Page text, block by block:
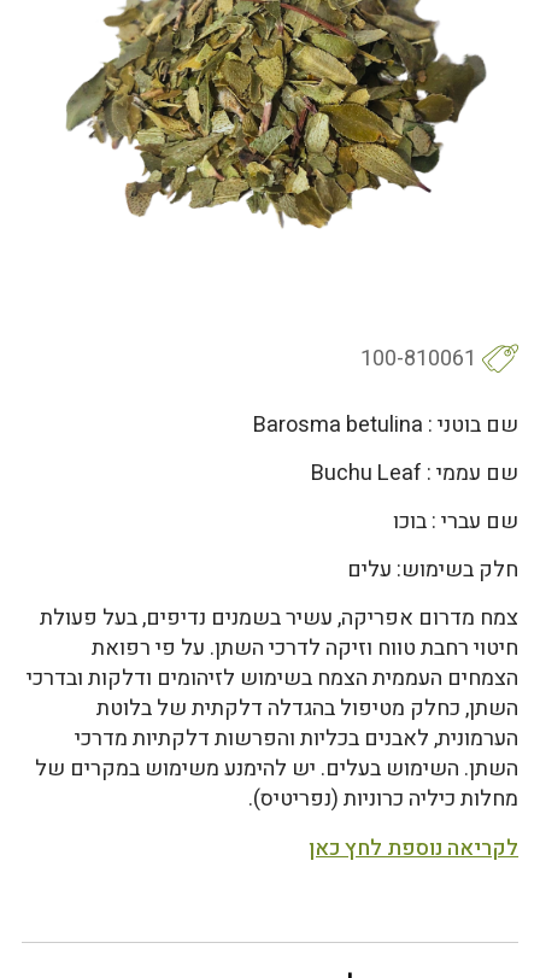
100-810061
שם בוטני : Barosma betulina
שם עממי : Buchu Leaf
שם עברי : בוכו
חלק בשימוש: עלים
צמח מדרום אפריקה, עשיר בשמנים נדיפים, בעל פעולת
חיטוי רחבת טווח וזיקה לדרכי השתן. על פי רפואת
הצמחים העממית הצמח בשימוש לזיהומים ודלקות ובדרכי
השתן, כחלק מטיפול בהגדלה דלקתית של בלוטת
הערמונית, לאבנים בכליות והפרשות דלקתיות מדרכי
השתן. השימוש בעלים. יש להימנע משימוש במקרים של
מחלות כיליה כרוניות (נפריטיס).
לקריאה נוספת לחץ כאן